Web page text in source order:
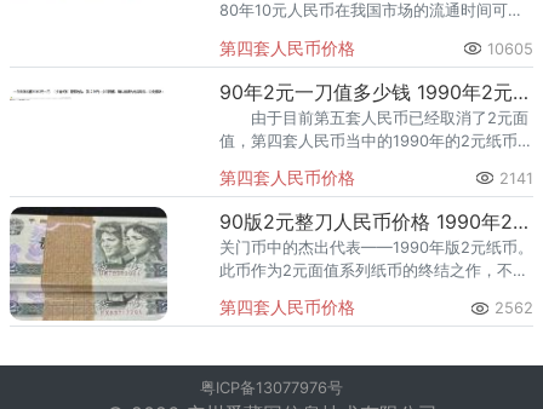
80年10元人民币在我国市场的流通时间可谓
币中10元受到了极大的关注。
第四套人民币价格 10605
90年2元一刀值多少钱 1990年2元纸币一刀的最新价格
由于目前第五套人民币已经取消了2元面
值，第四套人民币当中的1990年的2元纸币价
反馈，这张1990年的两元人民币交易价格大
约在15元左右。
第四套人民币价格 2141
90版2元整刀人民币价格 1990年2元整刀百连最新价格
关门币中的杰出代表——1990年版2元纸币。
此币作为2元面值系列纸币的终结之作，不仅
币发行史上留下了浓墨重彩的一笔。其正式
第四套人民币价格 2562
粤ICP备13077976号